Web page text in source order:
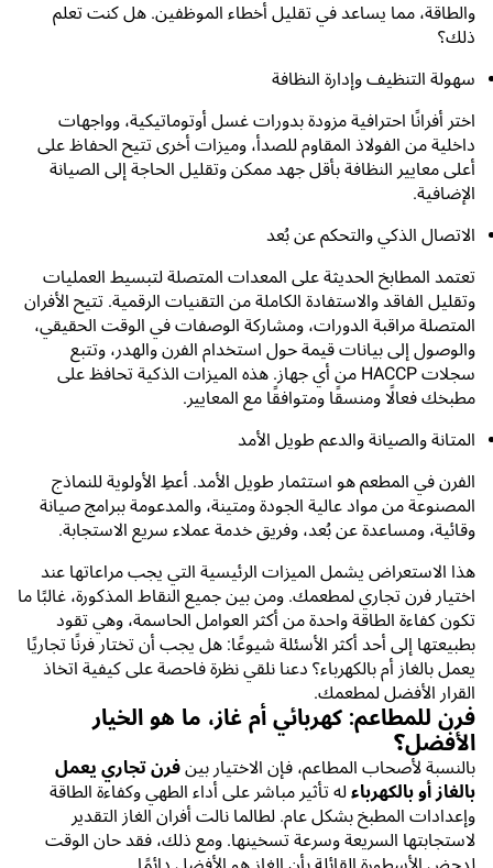
والطاقة، مما يساعد في تقليل أخطاء الموظفين. هل كنت تعلم
ذلك؟
سهولة التنظيف وإدارة النظافة
اختر أفرانًا احترافية مزودة بدورات غسل أوتوماتيكية، وواجهات
داخلية من الفولاذ المقاوم للصدأ، وميزات أخرى تتيح الحفاظ على
أعلى معايير النظافة بأقل جهد ممكن وتقليل الحاجة إلى الصيانة
الإضافية.
الاتصال الذكي والتحكم عن بُعد
تعتمد المطابخ الحديثة على المعدات المتصلة لتبسيط العمليات
وتقليل الفاقد والاستفادة الكاملة من التقنيات الرقمية. تتيح الأفران
المتصلة مراقبة الدورات، ومشاركة الوصفات في الوقت الحقيقي،
والوصول إلى بيانات قيمة حول استخدام الفرن والهدر، وتتبع
سجلات HACCP من أي جهاز. هذه الميزات الذكية تحافظ على
مطبخك فعالًا ومنسقًا ومتوافقًا مع المعايير.
المتانة والصيانة والدعم طويل الأمد
الفرن في المطعم هو استثمار طويل الأمد. أعطِ الأولوية للنماذج
المصنوعة من مواد عالية الجودة ومتينة، والمدعومة ببرامج صيانة
وقائية، ومساعدة عن بُعد، وفريق خدمة عملاء سريع الاستجابة.
هذا الاستعراض يشمل الميزات الرئيسية التي يجب مراعاتها عند
اختيار فرن تجاري لمطعمك. ومن بين جميع النقاط المذكورة، غالبًا ما
تكون كفاءة الطاقة واحدة من أكثر العوامل الحاسمة، وهي تقود
بطبيعتها إلى أحد أكثر الأسئلة شيوعًا: هل يجب أن تختار فرنًا تجاريًا
يعمل بالغاز أم بالكهرباء؟ دعنا نلقي نظرة فاحصة على كيفية اتخاذ
القرار الأفضل لمطعمك.
فرن للمطاعم: كهربائي أم غاز، ما هو الخيار
الأفضل؟
بالنسبة لأصحاب المطاعم، فإن الاختيار بين فرن تجاري يعمل
بالغاز أو بالكهرباء له تأثير مباشر على أداء الطهي وكفاءة الطاقة
وإعدادات المطبخ بشكل عام. لطالما نالت أفران الغاز التقدير
لاستجابتها السريعة وسرعة تسخينها. ومع ذلك، فقد حان الوقت